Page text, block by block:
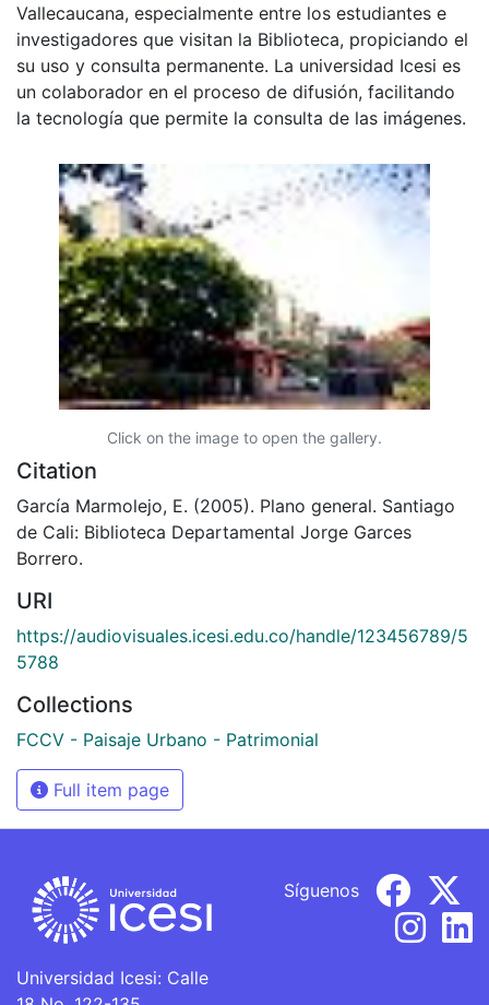
Vallecaucana, especialmente entre los estudiantes e
investigadores que visitan la Biblioteca, propiciando el
su uso y consulta permanente. La universidad Icesi es
un colaborador en el proceso de difusión, facilitando
la tecnología que permite la consulta de las imágenes.
Click on the image to open the gallery.
Citation
García Marmolejo, E. (2005). Plano general. Santiago
de Cali: Biblioteca Departamental Jorge Garces
Borrero.
URI
https://audiovisuales.icesi.edu.co/handle/123456789/5
5788
Collections
FCCV - Paisaje Urbano - Patrimonial
Full item page
Universidad Icesi: Calle
Síguenos